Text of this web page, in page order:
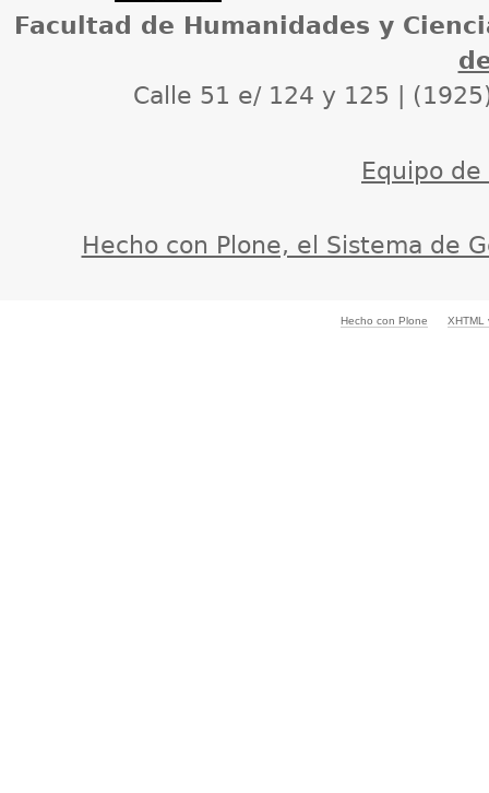
Facultad de Humanidades y
Calle 51 e/ 124 y 125 |
Equipo
Hecho con Plone, el Sistema de
Hecho con Plone XHTML